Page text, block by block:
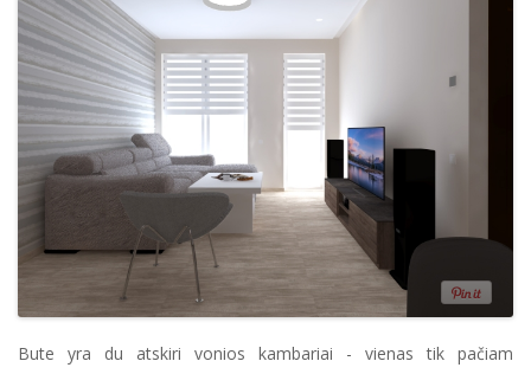
Bute yra du atskiri vonios kambariai - vienas tik pačiam